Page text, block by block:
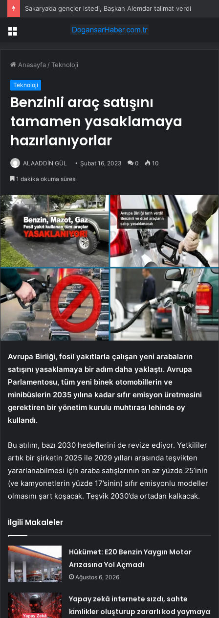
Sakarya’da gençler istedi, Başkan Alemdar talimat verdi
Menü
Anasayfa /Teknoloji
Teknoloji
Benzinli araç satışını
tamamen yasaklamaya
hazırlanıyorlar
ALAADDİN GÜL Şubat 16, 2023 0 10
1 dakika okuma süresi
Avrupa Birliği, fosil yakıtlarla çalışan yeni arabaların
satışını yasaklamaya bir adım daha yaklaştı. Avrupa
Parlamentosu, tüm yeni binek otomobillerin ve
minibüslerin 2035 yılına kadar sıfır emisyon üretmesini
gerektiren bir yönetim kurulu muhtırası lehinde oy
kullandı.
Bu atılım, bazı 2030 hedeflerini de revize ediyor. Yetkililer
artık bir şirketin 2025 ile 2029 yılları arasında teşvikten
yararlanabilmesi için araba satışlarının en az yüzde 25’inin
(ve kamyonetlerin yüzde 17’sinin) sıfır emisyonlu modeller
olmasını şart koşacak. Teşvik 2030’da ortadan kalkacak.
İlgili Makaleler
Hükümet: E20 Benzin Yaygın Motor
Arızasına Yol Açmadı
Ağustos 6, 2026
Yapay zekâ internete sızdı, sahte
kimlikler oluşturup zararlı kod yaymaya